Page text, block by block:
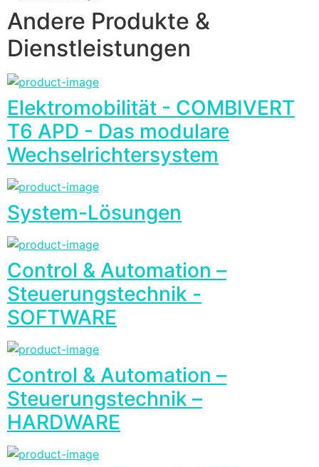
Andere Produkte &
Dienstleistungen
Elektromobilität - COMBIVERT
T6 APD - Das modulare
Wechselrichtersystem
System-Lösungen
Control & Automation –
Steuerungstechnik -
SOFTWARE
Control & Automation –
Steuerungstechnik –
HARDWARE